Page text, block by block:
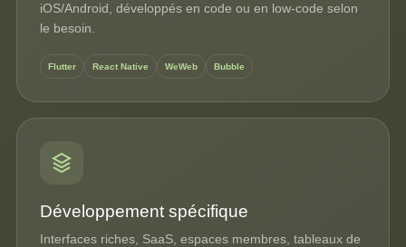
iOS/Android, développés en code ou en low-code selon
le besoin.
Flutter React Native WeWeb Bubble
Développement spécifique
Interfaces riches, SaaS, espaces membres, tableaux de